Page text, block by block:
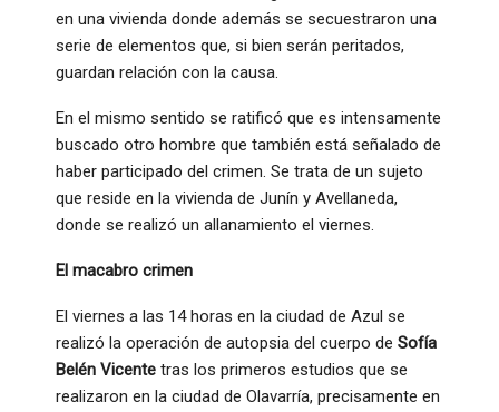
en una vivienda donde además se secuestraron una
serie de elementos que, si bien serán peritados,
guardan relación con la causa.
En el mismo sentido se ratificó que es intensamente
buscado otro hombre que también está señalado de
haber participado del crimen. Se trata de un sujeto
que reside en la vivienda de Junín y Avellaneda,
donde se realizó un allanamiento el viernes.
El macabro crimen
El viernes a las 14 horas en la ciudad de Azul se
realizó la operación de autopsia del cuerpo de Sofía
Belén Vicente tras los primeros estudios que se
realizaron en la ciudad de Olavarría, precisamente en